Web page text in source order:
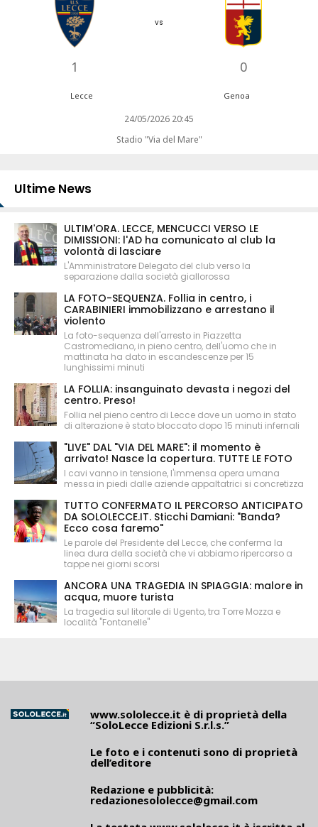
1
vs
0
Lecce Genoa
24/05/2026 20:45
Stadio "Via del Mare"
Ultime News
ULTIM'ORA. LECCE, MENCUCCI VERSO LE
DIMISSIONI: l'AD ha comunicato al club la
volontà di lasciare
L'Amministratore Delegato del club verso la
separazione dalla società giallorossa
LA FOTO-SEQUENZA. Follia in centro, i
CARABINIERI immobilizzano e arrestano il
violento
La foto-sequenza dell'arresto in Piazzetta
Castromediano, in pieno centro, dell'uomo che in
mattinata ha dato in escandescenze per 15
lunghissimi minuti
LA FOLLIA: insanguinato devasta i negozi del
centro. Preso!
Follia nel pieno centro di Lecce dove un uomo in stato
di alterazione è stato bloccato dopo 15 minuti infernali
"LIVE" DAL "VIA DEL MARE": il momento è
arrivato! Nasce la copertura. TUTTE LE FOTO
I cavi vanno in tensione, l'immensa opera umana
messa in piedi dalle aziende appaltatrici si concretizza
TUTTO CONFERMATO IL PERCORSO ANTICIPATO
DA SOLOLECCE.IT. Sticchi Damiani: "Banda?
Ecco cosa faremo"
Le parole del Presidente del Lecce, che conferma la
linea dura della società che vi abbiamo ripercorso a
tappe nei giorni scorsi
ANCORA UNA TRAGEDIA IN SPIAGGIA: malore in
acqua, muore turista
La tragedia sul litorale di Ugento, tra Torre Mozza e
località "Fontanelle"
www.sololecce.it è di proprietà della
“SoloLecce Edizioni S.r.l.s.”
Le foto e i contenuti sono di proprietà
dell’editore
Redazione e pubblicità:
redazionesololecce@gmail.com